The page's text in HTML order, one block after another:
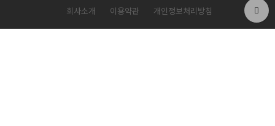
회사소개 이용약관 개인정보처리방침